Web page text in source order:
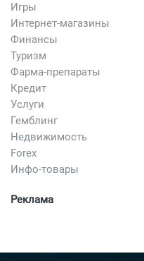
Игры
Интернет-магазины
Финансы
Туризм
Фарма-препараты
Кредит
Услуги
Гемблинг
Недвижимость
Forex
Инфо-товары
Реклама